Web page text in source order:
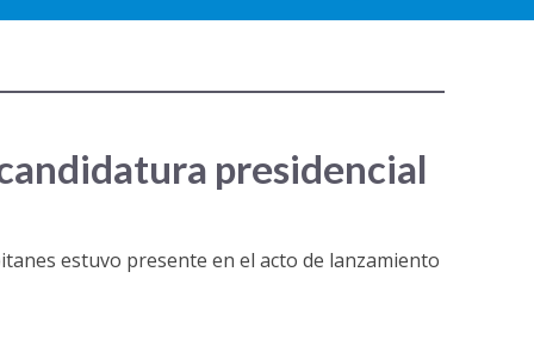
presidencial
estuvo presente en el acto de lanzamiento